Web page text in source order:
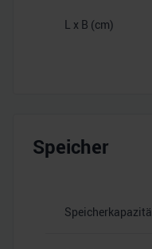
L x B (cm)
Speicher